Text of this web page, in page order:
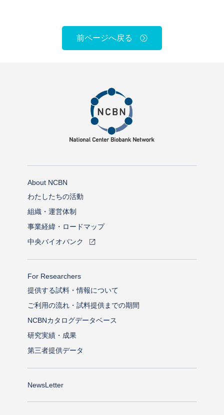
前ページへ戻る
About NCBN
わたしたちの活動
組織・運営体制
事業経緯・ロードマップ
中央バイオバンク
For Researchers
提供する試料・情報について
ご利用の流れ・試料提供までの期間
NCBNカタログデータベース
研究実績・成果
第三者提供データ
NewsLetter